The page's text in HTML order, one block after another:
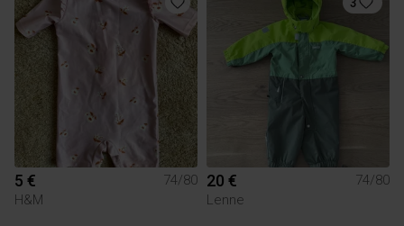
5 €
74/80
H&M
20 €
74/80
Lenne